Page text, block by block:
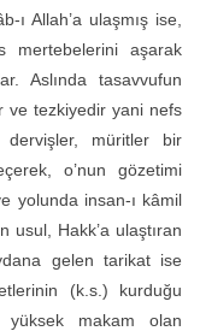
Allah’a ulaşmış ise,
mertebelerini aşarak
Aslında tasavvufun
ve tezkiyedir yani nefs
dervişler, müritler bir
o’nun gözetimi
yolunda insan-ı kâmil
usul, Hakk’a ulaştıran
gelen tarikat ise
(k.s.) kurduğu
yüksek makam olan